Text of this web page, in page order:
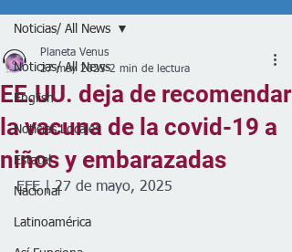
Noticias/ All News
English
Noticias Locales
Estatal
Nacional
Latinoamérica
Noticias/ All News
EE.UU. deja de recomendar
la vacuna de la covid-19 a
niños y embarazadas
Planeta Venus
27 may 2025 2 min de lectura
EFE | 27 de mayo, 2025